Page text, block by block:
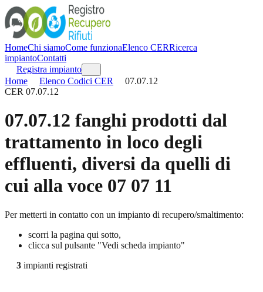
HomeChi siamoCome funzionaElenco CERRicerca
impiantoContatti
Registra impianto
Home
Elenco Codici CER
07.07.12
CER 07.07.12
07.07.12 fanghi prodotti dal
trattamento in loco degli
effluenti, diversi da quelli di
cui alla voce 07 07 11
Per metterti in contatto con un impianto di recupero/smaltimento:
scorri la pagina qui sotto,
clicca sul pulsante "Vedi scheda impianto"
3 impianti registrati